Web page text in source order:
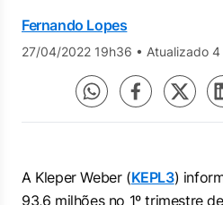
Fernando Lopes
27/04/2022 19h36 • Atualizado
A Kleper Weber (KEPL3)
93,6 milhões no 1º trimestre